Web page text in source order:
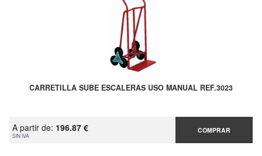
CARRETILLA SUBE ESCALERAS USO MANUAL REF.3023
A partir de: 196.87 €
SIN IVA
COMPRAR